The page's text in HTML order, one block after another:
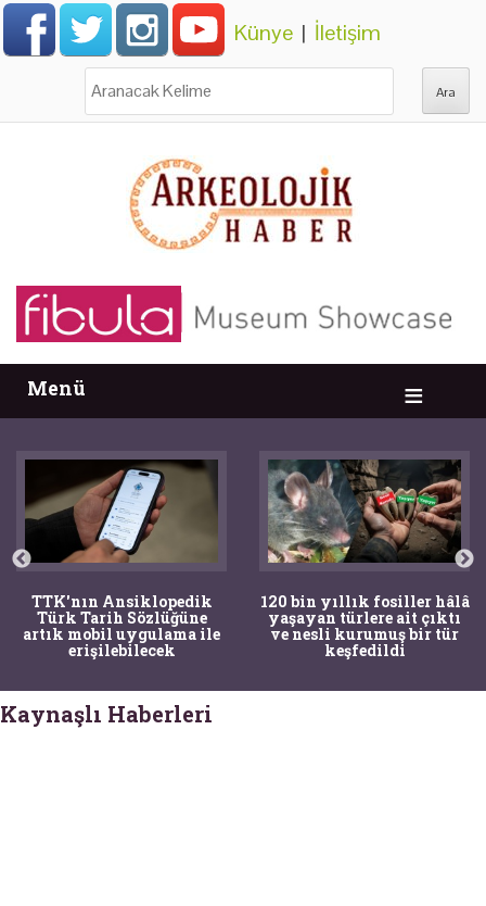
Künye | İletişim
Menü
TTK'nın Ansiklopedik
Türk Tarih Sözlüğüne
artık mobil uygulama ile
erişilebilecek
120 bin yıllık fosiller hâlâ
yaşayan türlere ait çıktı
ve nesli kurumuş bir tür
keşfedildi
Kaynaşlı Haberleri